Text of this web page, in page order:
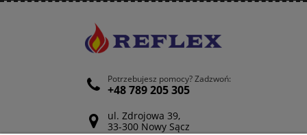
Potrzebujesz pomocy? Zadzwoń:
+48 789 205 305
ul. Zdrojowa 39,
33-300 Nowy Sącz